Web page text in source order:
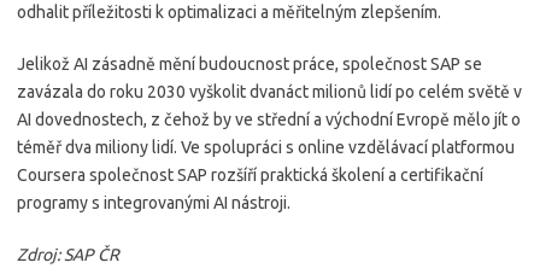
odhalit příležitosti k optimalizaci a měřitelným zlepšením.
Jelikož AI zásadně mění budoucnost práce, společnost SAP se
zavázala do roku 2030 vyškolit dvanáct milionů lidí po celém světě v
AI dovednostech, z čehož by ve střední a východní Evropě mělo jít o
téměř dva miliony lidí. Ve spolupráci s online vzdělávací platformou
Coursera společnost SAP rozšíří praktická školení a certifikační
programy s integrovanými AI nástroji.
Zdroj: SAP ČR